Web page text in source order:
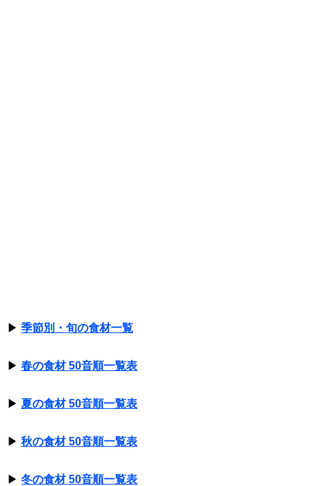
▶ 季節別・旬の食材一覧
▶ 春の食材 50音順一覧表
▶ 夏の食材 50音順一覧表
▶ 秋の食材 50音順一覧表
▶ 冬の食材 50音順一覧表